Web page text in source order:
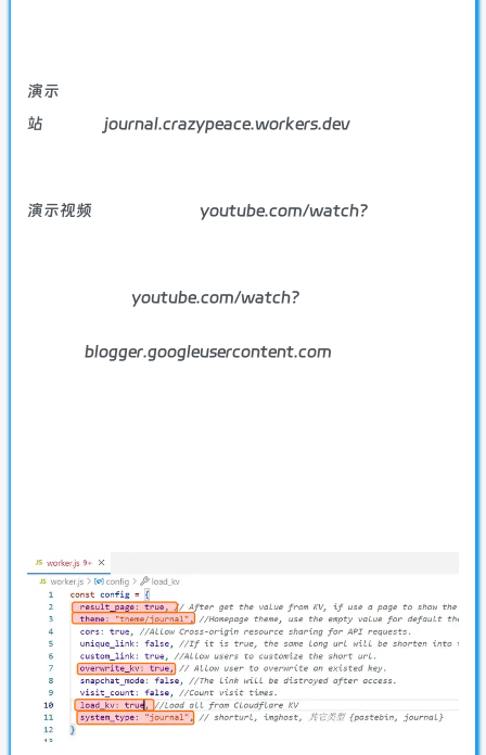
演示
站
journal.crazypeace.workers.dev
演示视频 youtube.com/watch?
youtube.com/watch?
blogger.googleusercontent.com